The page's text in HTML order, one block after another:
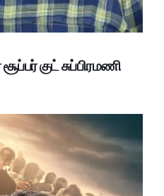
குட் சுப்பிரமணி